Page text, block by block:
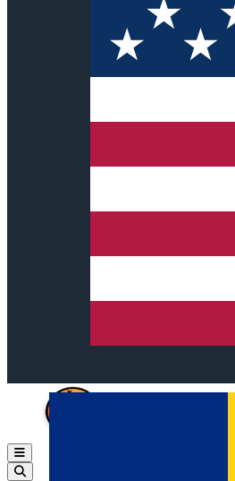
Open main menu